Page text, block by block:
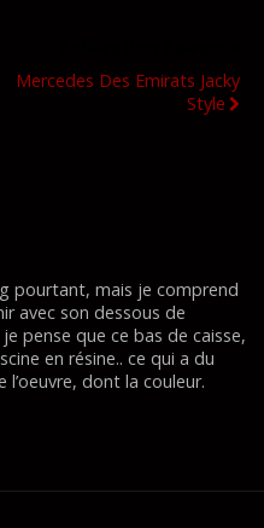
Mercedes Des Emirats Jacky
Style
pourtant, mais je comprend
avec son dessous de
pense que ce bas de caisse,
en résine.. ce qui a du
dont la couleur.